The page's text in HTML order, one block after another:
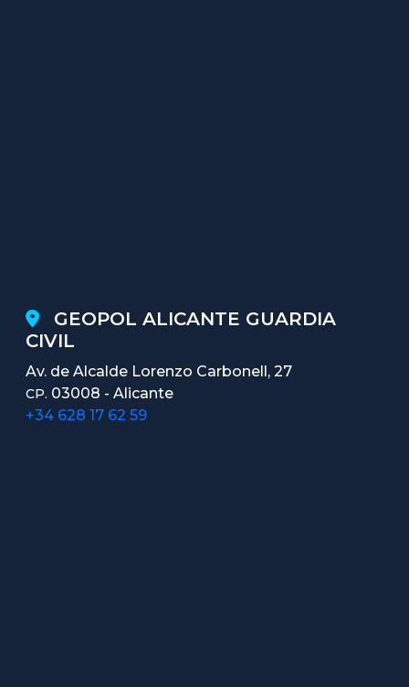
GEOPOL ALICANTE GUARDIA
CIVIL
Av. de Alcalde Lorenzo Carbonell, 27
CP. 03008 - Alicante
+34 628 17 62 59